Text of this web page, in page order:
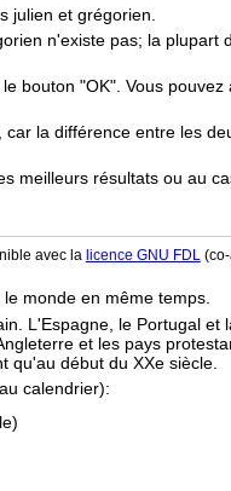
julien et grégorien.
n'existe pas; la plupart
bouton "OK". Vous pouvez
la différence entre les
meilleurs résultats ou au
avec la licence GNU FDL(co-
monde en même temps.
L'Espagne, le Portugal et
et les pays
qu'au début du XXe siècle.
calendrier):